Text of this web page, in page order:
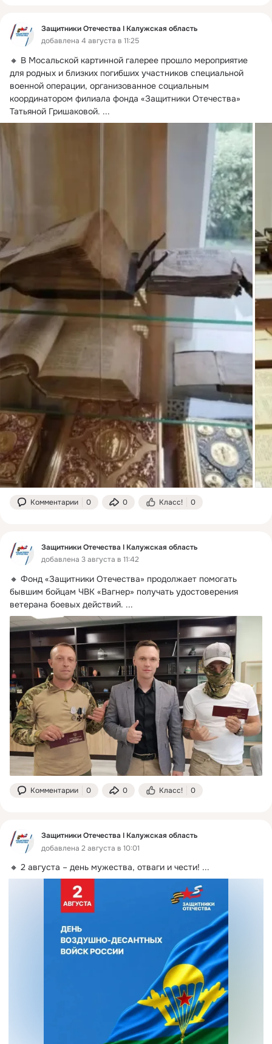
Защитники Отечества I Калужская область
добавлена 4 августа в 11:25
🔸 В Мосальской картинной галерее прошло мероприятие
для родных и близких погибших участников специальной
военной операции, организованное социальным
координатором филиала фонда «Защитники Отечества»
Татьяной Гришаковой. ...
Комментарии 0 0 Класс! 0
Защитники Отечества I Калужская область
добавлена 3 августа в 11:42
🔸 Фонд «Защитники Отечества» продолжает помогать
бывшим бойцам ЧВК «Вагнер» получать удостоверения
ветерана боевых действий. ...
Комментарии 0 0 Класс! 0
Защитники Отечества I Калужская область
добавлена 2 августа в 10:01
🔸 2 августа – день мужества, отваги и чести! ...